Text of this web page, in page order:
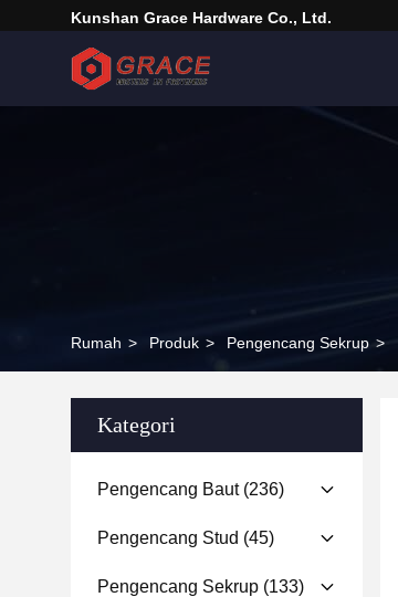
Kunshan Grace Hardware Co., Ltd.
Rumah > Produk > Pengencang Sekrup >
Kategori
Pengencang Baut(236)
Pengencang Stud (45)
Pengencang Sekrup (133)